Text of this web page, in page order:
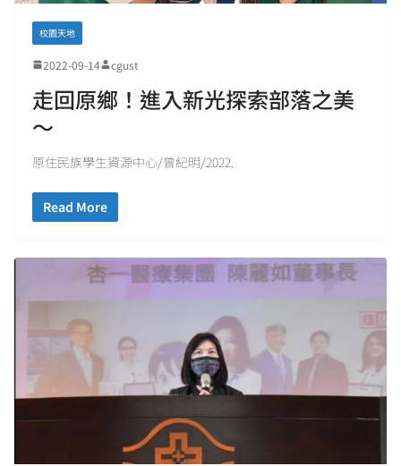
校園天地
2022-09-14 cgust
走回原鄉！進入新光探索部落之美
～
原住民族學生資源中心/曾紀明/2022.
Read More